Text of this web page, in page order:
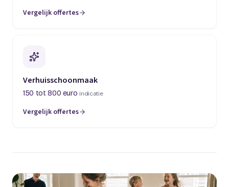
Vergelijk offertes
(opent in een nieuw tabblad)
Verhuisschoonmaak
150 tot 800 euro indicatie
Vergelijk offertes
(opent in een nieuw tabblad)